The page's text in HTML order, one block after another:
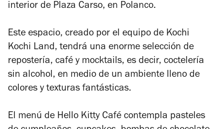
interior de Plaza Carso, en Polanco.
Este espacio, creado por el equipo de Kochi
Kochi Land, tendrá una enorme selección de
repostería, café y mocktails, es decir, coctelería
sin alcohol, en medio de un ambiente lleno de
colores y texturas fantásticas.
El menú de Hello Kitty Café contempla pasteles